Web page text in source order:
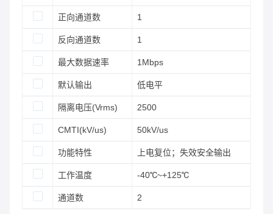
正向通道数 1
反向通道数 1
最大数据速率 1Mbps
默认输出 低电平
隔离电压(Vrms) 2500
CMTI(kV/us) 50kV/us
功能特性 上电复位；失效安全输出
工作温度 -40℃~+125℃
通道数 2